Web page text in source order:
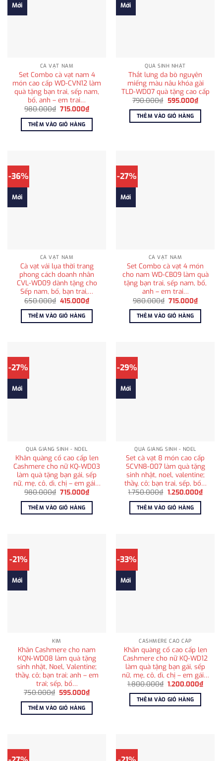
Mới
CÀ VẠT NAM
Set Combo cà vạt nam 4
món cao cấp WD-CVN12 làm
quà tặng bạn trai, sếp nam,
bố, anh – em trai…
980.000₫ Giá
là:
980.000₫.
715.000₫Giá
hiện
tại
715.000₫.
THÊM VÀO GIỎ HÀNG
Mới
QUÀ SINH NHẬT
Thắt lưng da bò nguyên
miếng màu nâu khóa gài
TLD-WD07 quà tặng cao cấp
790.000₫ Giá
là:
790.000₫.
595.000₫Giá
hiện
tại
THÊM VÀO GIỎ HÀNG
-36%
Mới
CÀ VẠT NAM
Cà vạt vải lụa thời trang
phong cách doanh nhân
CVL-WD09 dành tặng cho
Sếp nam, bố, bạn trai,…
650.000₫ Giá
là:
650.000₫.
415.000₫Giá
hiện
tại
415.000₫.
THÊM VÀO GIỎ HÀNG
-27%
Mới
CÀ VẠT NAM
Set Combo cà vạt 4 món
cho nam WD-CB09 làm quà
tặng bạn trai, sếp nam, bố,
anh – em trai…
980.000₫ Giá
là:
980.000₫.
715.000₫Giá
hiện
tại
THÊM VÀO GIỎ HÀNG
-27%
Mới
QUÀ GIÁNG SINH - NOEL
Khăn quàng cổ cao cấp len
Cashmere cho nữ KQ-WD03
làm quà tặng bạn gái, sếp
nữ, mẹ, cô, dì, chị – em gái…
980.000₫ Giá
là:
980.000₫.
715.000₫Giá
hiện
tại
715.000₫.
THÊM VÀO GIỎ HÀNG
-29%
Mới
QUÀ GIÁNG SINH - NOEL
Set cà vạt 8 món cao cấp
SCVN8-007 làm quà tặng
sinh nhật, noel, valentine;
thầy, cô; bạn trai, sếp, bố…
1.750.000₫ Giá
là:
1.750.000₫.
1.250.000₫Giá
hiện
THÊM VÀO GIỎ HÀNG
-21%
Mới
KIM
Khăn Cashmere cho nam
KQN-WD08 làm quà tặng
sinh nhật, Noel, Valentine;
thầy, cô; bạn trai; anh – em
trai; sếp, bố…
750.000₫ Giá
là:
750.000₫.
595.000₫Giá
hiện
tại
595.000₫.
THÊM VÀO GIỎ HÀNG
-33%
Mới
CASHMERE CAO CẤP
Khăn quàng cổ cao cấp len
Cashmere cho nữ KQ-WD12
làm quà tặng bạn gái, sếp
nữ, mẹ, cô, dì, chị – em gái…
1.800.000₫ Giá
là:
1.800.000₫.
1.200.000₫Giá
hiện
THÊM VÀO GIỎ HÀNG